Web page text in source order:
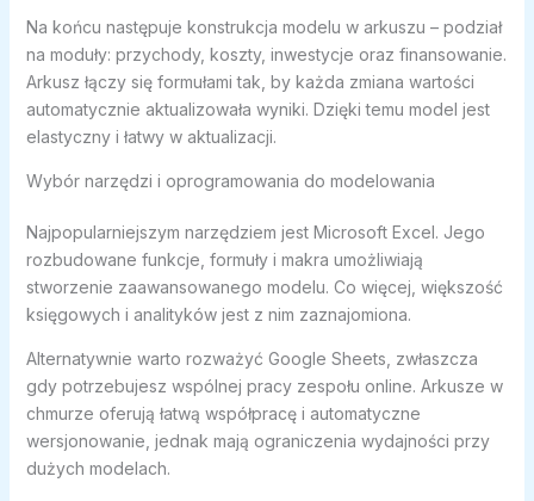
Na końcu następuje konstrukcja modelu w arkuszu – podział
na moduły: przychody, koszty, inwestycje oraz finansowanie.
Arkusz łączy się formułami tak, by każda zmiana wartości
automatycznie aktualizowała wyniki. Dzięki temu model jest
elastyczny i łatwy w aktualizacji.
Wybór narzędzi i oprogramowania do modelowania
Najpopularniejszym narzędziem jest Microsoft Excel. Jego
rozbudowane funkcje, formuły i makra umożliwiają
stworzenie zaawansowanego modelu. Co więcej, większość
księgowych i analityków jest z nim zaznajomiona.
Alternatywnie warto rozważyć Google Sheets, zwłaszcza
gdy potrzebujesz wspólnej pracy zespołu online. Arkusze w
chmurze oferują łatwą współpracę i automatyczne
wersjonowanie, jednak mają ograniczenia wydajności przy
dużych modelach.